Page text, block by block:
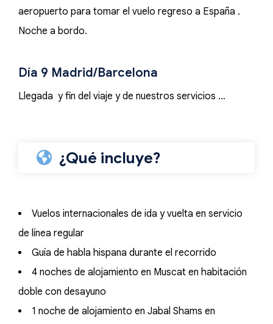
aeropuerto para tomar el vuelo regreso a España .
Noche a bordo.
Día 9 Madrid/Barcelona
Llegada y fin del viaje y de nuestros servicios …
¿Qué incluye?
Vuelos internacionales de ida y vuelta en servicio
de línea regular
Guía de habla hispana durante el recorrido
4 noches de alojamiento en Muscat en habitación
doble con desayuno
1 noche de alojamiento en Jabal Shams en